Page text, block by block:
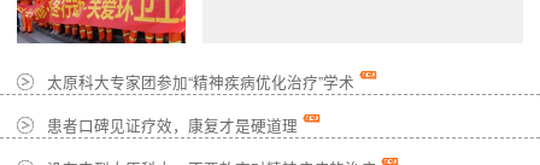
太原科大专家团参加“精神疾病优化治疗”学术
患者口碑见证疗效，康复才是硬道理